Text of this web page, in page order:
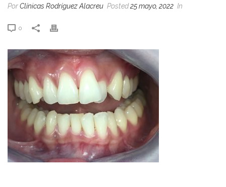
PorClínicas Rodríguez Alacreu Posted25 mayo, 2022 In
0